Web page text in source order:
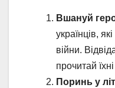
Вшануй
українців,
війни.
прочитай їхні
Поринь у